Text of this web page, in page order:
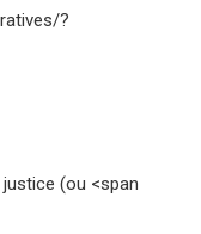
?
(ou <span